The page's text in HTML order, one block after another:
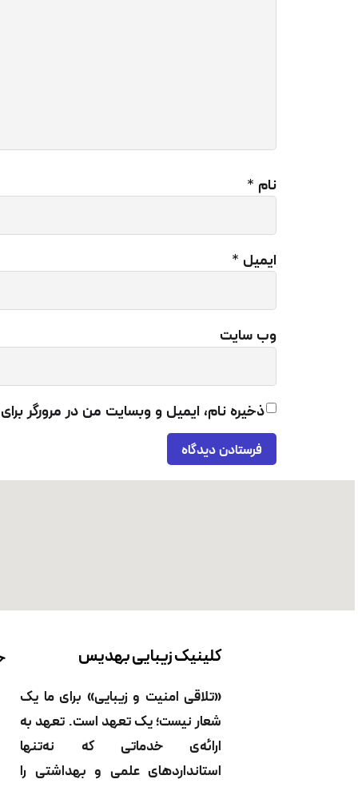
نام *
ایمیل *
وب‌ سایت
ذخیره نام، ایمیل و وبسایت من در مرورگر
کلینیک زیبایی بهدیس
«تلاقی امنیت و زیبایی» برای ما یک
شعار نیست؛ یک تعهد است. تعهد به
ارائه‌ی خدماتی که نه‌تنها
استانداردهای علمی و بهداشتی را